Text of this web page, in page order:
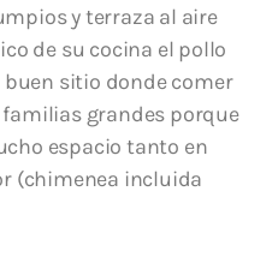
y terraza al aire
de su cocina el pollo
sitio donde comer
grandes porque
espacio tanto en
(chimenea incluida